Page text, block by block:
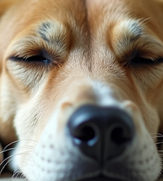
体となって、命を救うためのさまざまな施策を推
進中です。 具体的には、以下のような取り組み
挙げられます。 譲渡会の開催：保護された犬猫
ちが新しい家族と出会う場を定期的に設けていま
す。 飼い主教育の強化：適切な飼育方法や終生
養の重要性を伝える講座やイベントを開催。 不
妊・去勢手術の助成：望まれない繁殖を防ぎ、地
域の動物数をコントロール。 地域猫活動の支援
野良猫の適正管理を推進し、共生を目指す活動。
これらの活動は、単に殺処分を減らすだけでな
く、動物と人が共に幸せに暮らせる社会づくりの
基盤となっています。...